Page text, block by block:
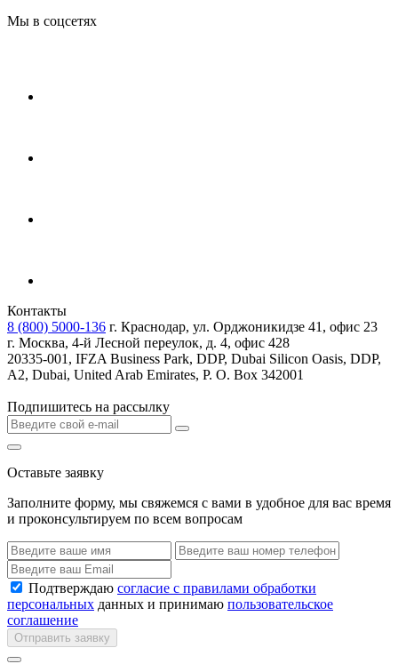
Мы в соцсетях
Контакты
8 (800) 5000-136 г. Краснодар, ул. Орджоникидзе 41, офис 23
г. Москва, 4-й Лесной переулок, д. 4, офис 428
20335-001, IFZA Business Park, DDP, Dubai Silicon Oasis, DDP,
A2, Dubai, United Arab Emirates, P. O. Box 342001
Подпишитесь на рассылку
Оставьте заявку
Заполните форму, мы свяжемся с вами в удобное для вас время
и проконсультируем по всем вопросам
Подтверждаю согласие с правилами обработки
персональных данных и принимаю пользовательское
соглашение
Отправить заявку